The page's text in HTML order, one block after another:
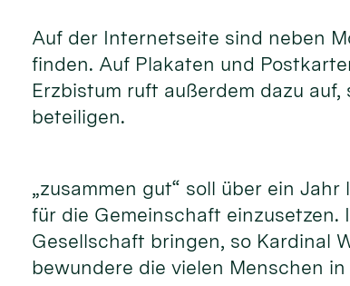
Auf der Internetseite sind neben
finden. Auf Plakaten und
Erzbistum ruft außerdem dazu
beteiligen.
„zusammen gut“ soll über ein
für die Gemeinschaft
Gesellschaft bringen, so Kardinal
bewundere die vielen Menschen